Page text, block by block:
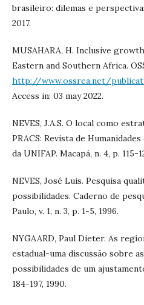
brasileiro: dilemas e
2017.
MUSAHARA, H. Inclusive
Eastern and Southern Africa.
http://www.ossrea.net/
Access in: 03 may 2022.
NEVES, J.A.S. O local como
PRACS: Revista de
da UNIFAP. Macapá, n. 4, p. 115-
NEVES, José Luis. Pesquisa
possibilidades. Caderno de
Paulo, v. 1, n. 3, p. 1-5, 1996.
NYGAARD, Paul Dieter. As
estadual-uma discussão sobre
possibilidades de um
184-197, 1990.